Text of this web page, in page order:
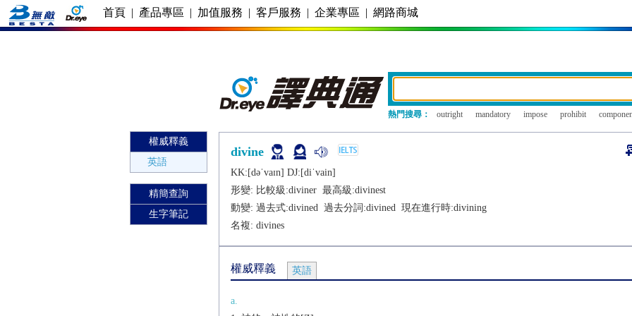
首頁 | 產品專區 | 加值服務 | 客戶服務 | 企業專區 | 網路商城
熱門搜尋： outright mandatory impose prohibit
權威釋義
英語
精簡查詢
生字筆記
divine
KK:[dǝˈvaɪn] DJ:[diˈvain]
形變: 比較級:diviner最高級:divinest
動變: 過去式:divined 過去分詞:divined 現在進行時:divining
名複: divines
權威釋義 英語
a.